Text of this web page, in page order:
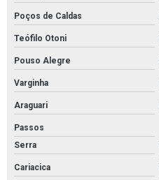
Poços de Caldas
Teófilo Otoni
Pouso Alegre
Varginha
Araguari
Passos
Serra
Cariacica